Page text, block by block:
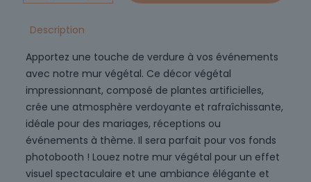
Mur
végétal
Description
Apportez une touche de verdure à vos événements
avec notre mur végétal. Ce décor végétal
impressionnant, composé de plantes artificielles,
crée une atmosphère verdoyante et rafraîchissante,
idéale pour des mariages, réceptions ou
événements à thème. Il sera parfait pour vos fonds
photobooth ! Louez notre mur végétal pour un effet
visuel spectaculaire et une ambiance élégante et